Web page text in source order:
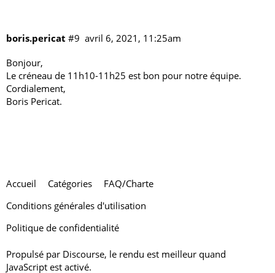
boris.pericat avril 6, 2021, 11:25am
#9
Bonjour,
Le créneau de 11h10-11h25 est bon pour notre équipe.
Cordialement,
Boris Pericat.
Accueil Catégories
FAQ/Charte
Conditions générales d'utilisation
Politique de confidentialité
Propulsé par Discourse, le rendu est meilleur quand
JavaScript est activé.